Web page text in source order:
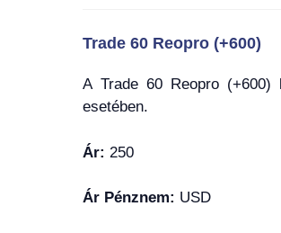
Trade 60 Reopro (+600)
A Trade 60 Reopro (+600)
esetében.
Ár: 250
Ár Pénznem: USD